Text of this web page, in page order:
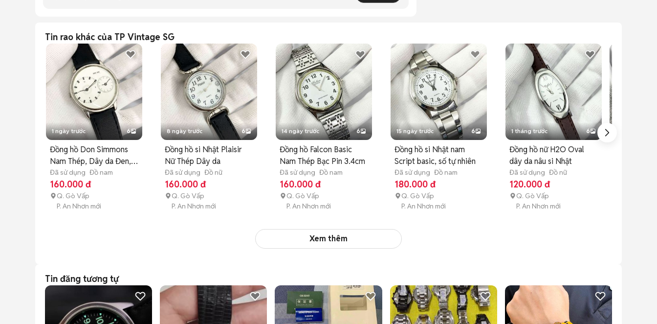
Tin rao khác của TP Vintage SG
1 ngày trước 6
Đồng hồ Don Simmons
Nam Thép, Dây da Đen,
Bạc
Đã sử dụng Đồ nam
160.000 đ
Q. Gò Vấp
P. An Nhơn mới
8 ngày trước 6
Đồng hồ si Nhật Plaisir
Nữ Thép Dây da
Đã sử dụng Đồ nữ
160.000 đ
Q. Gò Vấp
P. An Nhơn mới
14 ngày trước 6
Đồng hồ Falcon Basic
Nam Thép Bạc Pin 3.4cm
Đã sử dụng Đồ nam
160.000 đ
Q. Gò Vấp
P. An Nhơn mới
15 ngày trước 6
Đồng hồ si Nhật nam
Script basic, số tự nhiên
Đã sử dụng Đồ nam
180.000 đ
Q. Gò Vấp
P. An Nhơn mới
1 tháng trước 6
Đồng hồ nữ H2O Oval
dây da nâu si Nhật
Đã sử dụng Đồ nữ
120.000 đ
Q. Gò Vấp
P. An Nhơn mới
Xem thêm
Tin đăng tương tự